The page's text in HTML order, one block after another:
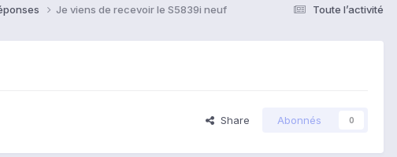
Toute l’activité
Je viens de recevoir le S5839i neuf
Share Abonnés 0